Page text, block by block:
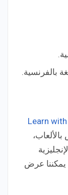
بالفرنسية.
Learn with
على حوالي 40 فيديو، يمكننا عرض